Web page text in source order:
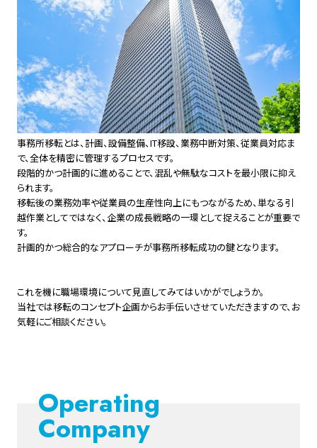
事務所移転とは、計画、設備整備、IT移設、業務中断対策、従業員対応ま
で、全体を精密に管理するプロセスです。
段階的かつ計画的に進めることで、混乱や無駄なコストを最小限に抑え
られます。
移転後の業務効率や従業員の生産性向上にもつながるため、単なる引
越作業としてではなく、企業の成長戦略の一環として捉えることが重要で
す。
計画的かつ総合的なアプローチが事務所移転成功の鍵となります。
これを機に職場環境について見直してみてはいかがでしょうか。
当社では移転のコンセプト企画からお手伝いさせていただきますので、お
気軽にご相談ください。
Operating
Company